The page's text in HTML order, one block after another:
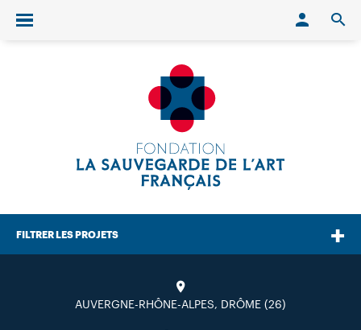
Ouvrir/fermer le menu
FILTRER LES PROJETS
AUVERGNE-RHÔNE-ALPES, DRÔME (26)